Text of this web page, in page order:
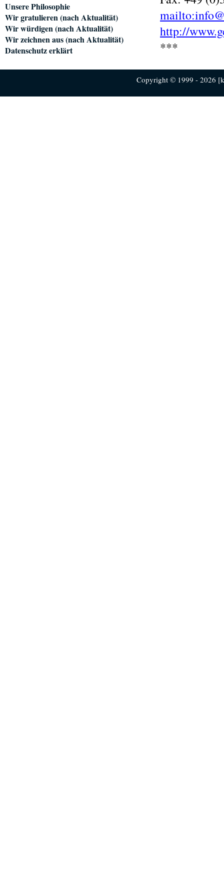
http://
***
Unsere Philosophie
Wir gratulieren (nach Aktualität)
Wir würdigen (nach Aktualität)
Wir zeichnen aus (nach Aktualität)
Datenschutz erklärt
Copyright © 1999 - 2026